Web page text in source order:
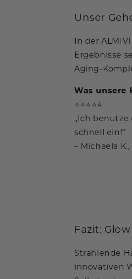
Unser
In der
Ergebnisse
Aging-
Was unsere
⭐⭐⭐⭐⭐
„Ich benutze
schnell ein!“
– Michaela K.,
Fazit:
Strahlende
innovativen